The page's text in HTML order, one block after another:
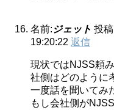
名前: ジェット 投
19:20:22 返信
現状ではNJSS頼
社側はどのように
一度話を聞いてみ
もし会社側が